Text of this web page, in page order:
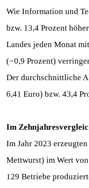
Wie Information und
bzw. 13,4 Prozent
Landes jeden Monat
(−0,9 Prozent)
Der durchschnittliche
6,41 Euro) bzw. 43,4
Im
Im Jahr 2023
Mettwurst) im Wert
129 Betriebe